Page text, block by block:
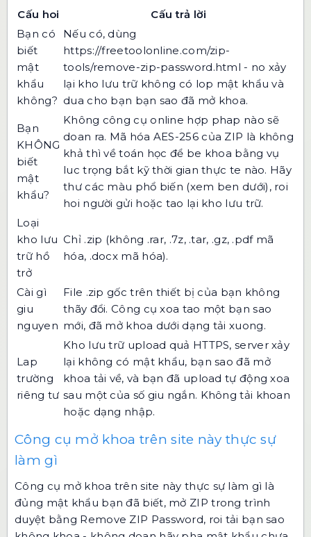
Cấu hoi
Cấu trả lời
Bạn có
biết
mật
khẩu
không?
Nếu có, dùng
https://freetoolonline.com/zip-
tools/remove-zip-password.html - no xảy
lại kho lưu trữ không có lop mật khẩu và
dua cho bạn bạn sao đã mở khoa.
Bạn
KHÔNG
biết
mật
khẩu?
Không công cụ online hợp phap nào sẽ
doan ra. Mã hóa AES-256 của ZIP là không
khả thì về toán học để be khoa bằng vụ
luc trọng bắt kỹ thời gian thực te nào. Hãy
thư các màu phổ biến (xem ben dưới), roi
hoi người gửi hoặc tao lại kho lưu trữ.
Loại
kho lưu
trữ hồ
trở
Chỉ .zip (không .rar, .7z, .tar, .gz, .pdf mã
hóa, .docx mã hóa).
Cài gì
giu
nguyen
File .zip gốc trên thiết bị của bạn không
thãy đổi. Công cụ xoa tao một bạn sao
mới, đã mở khoa dưới dạng tải xuong.
Lap
trường
riêng tư
Kho lưu trữ upload quả HTTPS, server xảy
lại không có mật khẩu, bạn sao đã mở
khoa tải về, và bạn đã upload tự động xoa
sau một của số giu ngắn. Không tải khoan
hoặc dạng nhập.
Công cụ mở khoa trên site này thực sự
làm gì
Công cụ mở khoa trên site này thực sự làm gì là
đủng mật khẩu bạn đã biết, mở ZIP trong trình
duyệt bằng Remove ZIP Password, roi tải bạn sao